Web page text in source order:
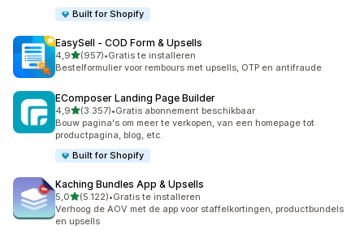
Built for Shopify
EasySell ‑ COD Form & Upsells
4,9van 5 sterren
(957)
957 recensies in totaal
•Gratis te installeren
Bestelformulier voor rembours met upsells, OTP en antifraude
EComposer Landing Page Builder
4,9van 5 sterren
(3.357)
3357 recensies in totaal
•Gratis abonnement beschikbaar
Bouw pagina's om meer te verkopen, van een homepage tot
productpagina, blog, etc.
Built for Shopify
Kaching Bundles App & Upsells
5,0van 5 sterren
(5.122)
5122 recensies in totaal
•Gratis te installeren
Verhoog de AOV met de app voor staffelkortingen, productbundels
en upsells